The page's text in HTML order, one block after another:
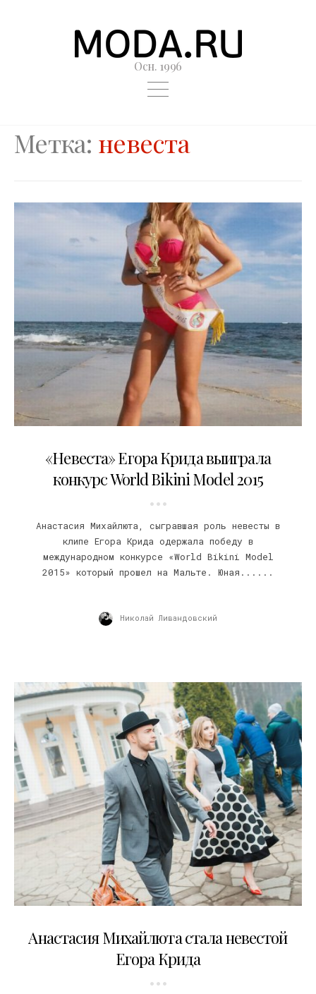
Осн. 1996
Метка: невеста
«Невеста» Егора Крида выиграла
конкурс World Bikini Model 2015
Анастасия Михайлюта, сыгравшая роль невесты в
клипе Егора Крида одержала победу в
международном конкурсе «World Bikini Model
2015» который прошел на Мальте. Юная......
Николай Ливандовский
Анастасия Михайлюта стала невестой
Егора Крида